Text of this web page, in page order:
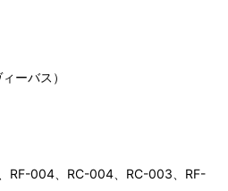
ーバス）
RF-004、RC-004 、RC-003 、RF-